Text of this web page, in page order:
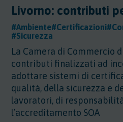
Altri Settori
Altri Settori
Altri Settori - Beni
Altri Settori - Formazione
Altri Settori -
Altri Settori - Territorio
Altri Settori - Salute
Altri Settori - Sanità
Ambiente
Ambiente
Ambiente - Acque
Ambiente - Aria
Ambiente - Suolo
Ambiente - Inquinamento
Approfondimenti
Approfondimenti
Certificazioni
Livorno: contributi
#Ambiente#Certificazioni
#Sicurezza
La Camera di Commercio
contributi finalizzati ad
adottare sistemi di
qualità, della sicurezza e
lavoratori, di
l’accreditamento SOA